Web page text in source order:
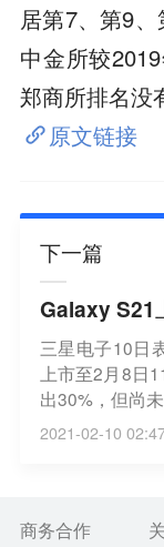
居第7、第9、
中金所较
郑商所排名没
原文链接
下一篇
Galaxy S21
三星电子10日
上市至2月8日
出30%，但尚
a在总销量中
夜黑配色，以
三星电子方面
（韩联社）
2021-02-10
商务合作